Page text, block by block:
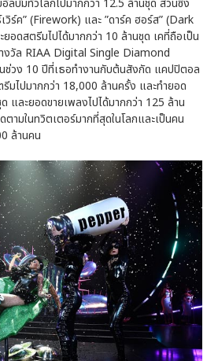
ลบั้มทั่วโลกไปมากกว่า 12.5 ล้านชุด ส่วนซิง
วิร์ค” (Firework) และ ”ดาร์ค ฮอร์ส” (Dark
อดสตรีมไปได้มากกว่า 10 ล้านชุด เคที่ถือเป็น
วัล RIAA Digital Single Diamond
ช่วง 10 ปีที่เธอทำงานกับต้นสังกัด แคปปิตอล
มไปมากกว่า 18,000 ล้านครั้ง และทำยอด
และยอดขายเพลงไปได้มากกว่า 125 ล้าน
ามในทวิตเตอร์มากที่สุดในโลกและเป็นคน
ล้านคน